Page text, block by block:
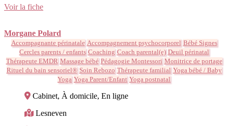
Voir la fiche
Morgane Polard
Accompagnante périnatale Accompagnement psychocorporel Bébé Signes
Cercles parents / enfants Coaching Coach parental(e) Deuil périnatal
Thérapeute EMDR Massage bébé Pédagogie Montessori Monitrice de portage
Rituel du bain sensoriel® Soin Rebozo Thérapeute familial Yoga bébé / Baby
Yoga Yoga Parent/Enfant Yoga postnatal
Cabinet, À domicile, En ligne
Lesneven